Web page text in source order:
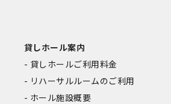
貸しホール案内
貸しホールご利用料金
リハーサルルームのご利用
ホール施設概要